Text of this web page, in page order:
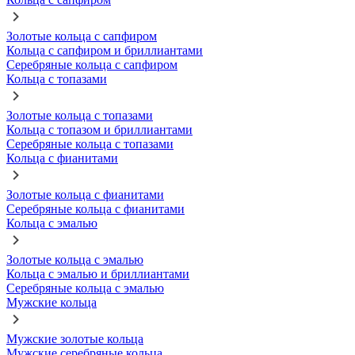
Золотые кольца с сапфиром
Кольца с сапфиром и бриллиантами
Серебряные кольца с сапфиром
Кольца с топазами
Золотые кольца с топазами
Кольца с топазом и бриллиантами
Серебряные кольца с топазами
Кольца с фианитами
Золотые кольца с фианитами
Серебряные кольца с фианитами
Кольца с эмалью
Золотые кольца с эмалью
Кольца с эмалью и бриллиантами
Серебряные кольца с эмалью
Мужские кольца
Мужские золотые кольца